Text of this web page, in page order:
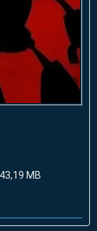
43,19 MB